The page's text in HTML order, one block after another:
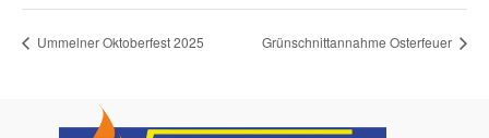
Ummelner Oktoberfest 2025 Grünschnittannahme Osterfeuer